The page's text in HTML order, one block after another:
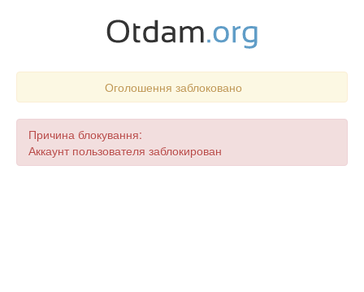
Оголошення заблоковано
Причина блокування:
Аккаунт пользователя заблокирован